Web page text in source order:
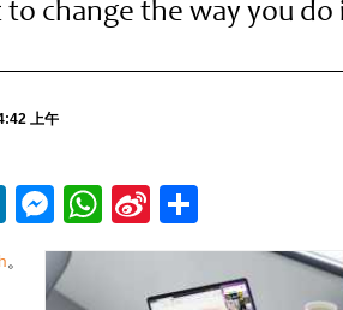
to change the way you do
上午
LinkedIn
Messenger
WhatsApp
Sina
Weibo
分
享
。